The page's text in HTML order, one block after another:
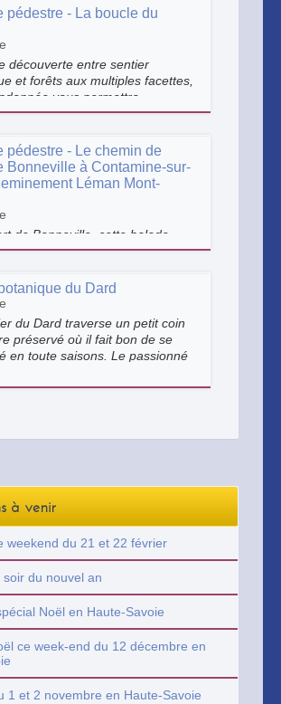
pédestre - La boucle du
découverte entre sentier
et forêts aux multiples facettes,
vous permettra
une flore variée, et de
les uns que les autres.
pédestre - Le chemin de
Bonneville à Contamine-sur-
Léman Mont-
de Bonneville, cette balade
berges de l'Arve jusqu'au
et nature préservée, profitez
facile idéale pour une
au grand air.
du Dard
du Dard traverse un petit coin
préservé où il fait bon de se
en toute saisons. Le passionné
à venir
weekend du 21 et 22 février
du nouvel an
Noël en Haute-Savoie
ce week-end du 12 décembre en
1 et 2 novembre en Haute-Savoie